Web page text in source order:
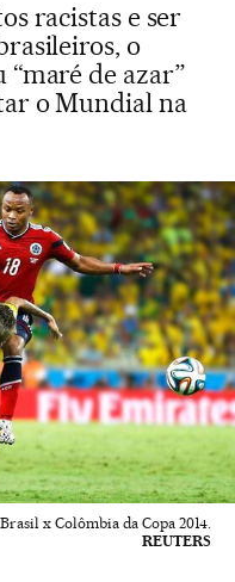
racistas e ser
o
de azar”
o Mundial na
x Colômbia da Copa 2014.
REUTERS